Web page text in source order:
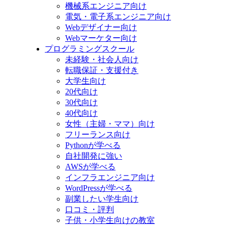
機械系エンジニア向け
電気・電子系エンジニア向け
Webデザイナー向け
Webマーケター向け
プログラミングスクール
未経験・社会人向け
転職保証・支援付き
大学生向け
20代向け
30代向け
40代向け
女性（主婦・ママ）向け
フリーランス向け
Pythonが学べる
自社開発に強い
AWSが学べる
インフラエンジニア向け
WordPressが学べる
副業したい学生向け
口コミ・評判
子供・小学生向けの教室